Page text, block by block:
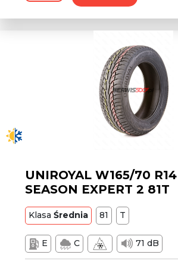
UNIROYAL W165/70
SEASON EXPERT 2 81T
KlasaŚrednia 81 T
E C 71 dB